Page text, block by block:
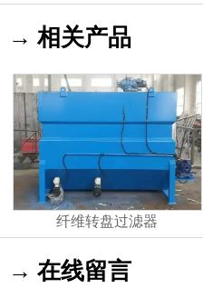
→ 相关产品
纤维转盘过滤器
→ 在线留言